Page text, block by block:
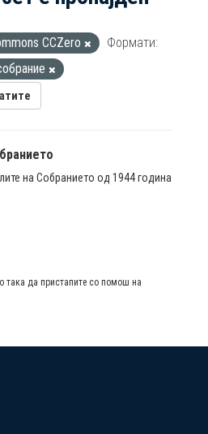
CCZero
Формати:
на Собранието од 1944 година
така да пристапите со помош на